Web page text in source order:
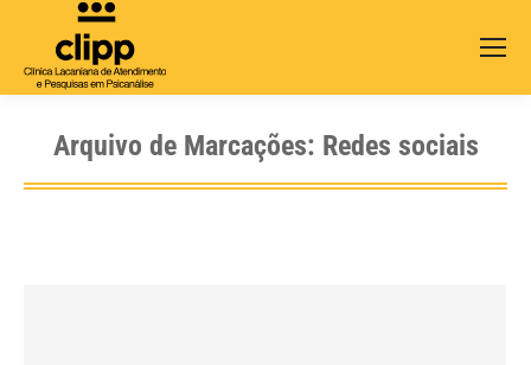
Arquivo de Marcações: Redes sociais